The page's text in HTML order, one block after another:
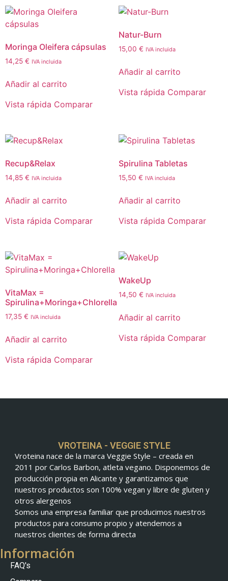
Moringa Oleifera cápsulas
14,25 € IVA incluida
Añadir al carrito
Vista rápida Comparar
Natur-Burn
15,00 € IVA incluida
Añadir al carrito
Vista rápida Comparar
Recup&Relax
14,85 € IVA incluida
Añadir al carrito
Vista rápida Comparar
Spirulina Tabletas
15,50 € IVA incluida
Añadir al carrito
Vista rápida Comparar
VitaMax =
Spirulina+Moringa+Chlorella
17,35 € IVA incluida
Añadir al carrito
Vista rápida Comparar
WakeUp
14,50 € IVA incluida
Añadir al carrito
Vista rápida Comparar
VROTEINA - VEGGIE STYLE
Vroteina nace de la marca Veggie Style – creada en
2011 por Carlos Barbon, atleta vegano. Disponemos de
producción propia en Alicante y garantizamos que
nuestros productos son 100% vegan y libre de gluten y
otros alergenos
Somos una empresa familiar que producimos nuestros
productos para consumo propio y atendemos a
nuestros clientes de forma directa
Información
FAQ's